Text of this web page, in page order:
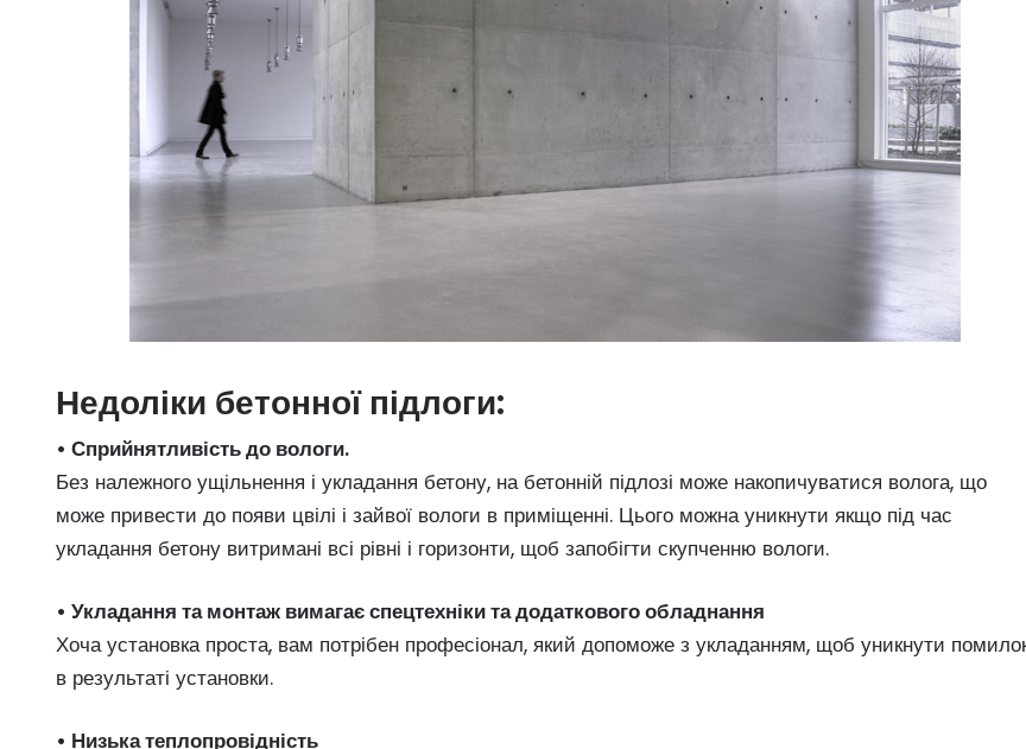
Недоліки бетонної підлоги:
• Сприйнятливість до вологи.
Без належного ущільнення і укладання бетону, на бетонній підлозі може накопичуватися волога, що
може привести до появи цвілі і зайвої вологи в приміщенні. Цього можна уникнути якщо під час
укладання бетону витримані всі рівні і горизонти, щоб запобігти скупченню вологи.
• Укладання та монтаж вимагає спецтехніки та додаткового обладнання
Хоча установка проста, вам потрібен професіонал, який допоможе з укладанням, щоб уникнути
в результаті установки.
• Низька теплопровідність